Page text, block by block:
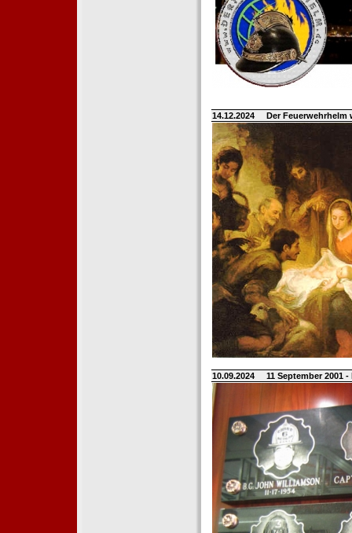
14.12.2024 Der
10.09.2024 11 September 2001